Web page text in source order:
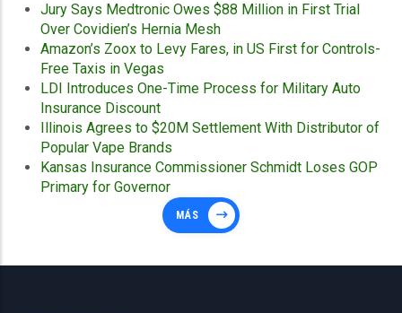
Jury Says Medtronic Owes $88 Million in First Trial
Over Covidien’s Hernia Mesh
Amazon’s Zoox to Levy Fares, in US First for Controls-
Free Taxis in Vegas
LDI Introduces One-Time Process for Military Auto
Insurance Discount
Illinois Agrees to $20M Settlement With Distributor of
Popular Vape Brands
Kansas Insurance Commissioner Schmidt Loses GOP
Primary for Governor
MÁS